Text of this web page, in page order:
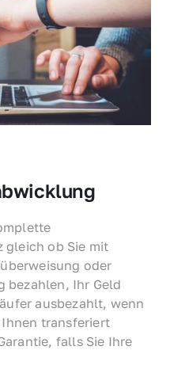
gleich ob Sie mit
oder
bezahlen, Ihr Geld
ausbezahlt, wenn
transferiert
falls Sie Ihre